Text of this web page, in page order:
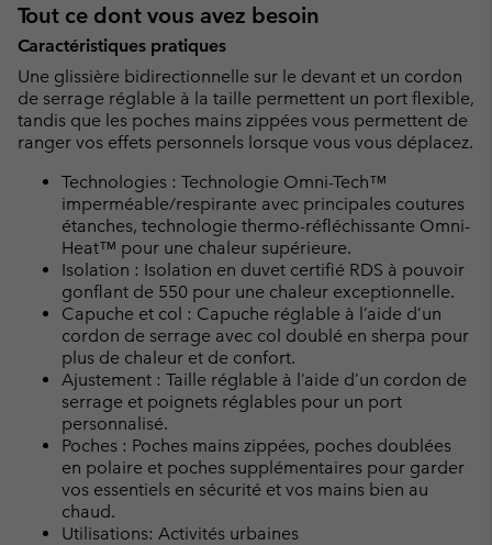
Tout ce dont vous avez besoin
Caractéristiques pratiques
Une glissière bidirectionnelle sur le devant et un cordon
de serrage réglable à la taille permettent un port flexible,
tandis que les poches mains zippées vous permettent de
ranger vos effets personnels lorsque vous vous déplacez.
Technologies : Technologie Omni-Tech™
imperméable/respirante avec principales coutures
étanches, technologie thermo-réfléchissante Omni-
Heat™ pour une chaleur supérieure.
Isolation : Isolation en duvet certifié RDS à pouvoir
gonflant de 550 pour une chaleur exceptionnelle.
Capuche et col : Capuche réglable à l’aide d’un
cordon de serrage avec col doublé en sherpa pour
plus de chaleur et de confort.
Ajustement : Taille réglable à l’aide d’un cordon de
serrage et poignets réglables pour un port
personnalisé.
Poches : Poches mains zippées, poches doublées
en polaire et poches supplémentaires pour garder
vos essentiels en sécurité et vos mains bien au
chaud.
Utilisations: Activités urbaines